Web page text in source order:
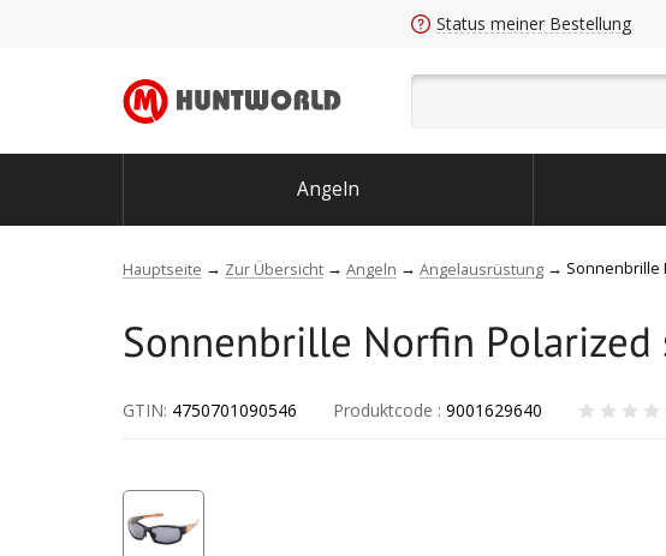
Status meiner Bestellung
Angeln
Hauptseite Zur Übersicht Angeln Angelausrüstung Sonnenbrille
Sonnenbrille Norfin Polarized
GTIN: 4750701090546 Produktcode : 9001629640